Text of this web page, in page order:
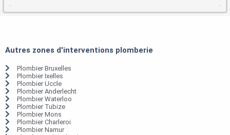
Autres zones d'interventions plomberie
Plombier Bruxelles
Plombier Ixelles
Plombier Uccle
Plombier Anderlecht
Plombier Waterloo
Plombier Tubize
Plombier Mons
Plombier Charleroi
Plombier Namur